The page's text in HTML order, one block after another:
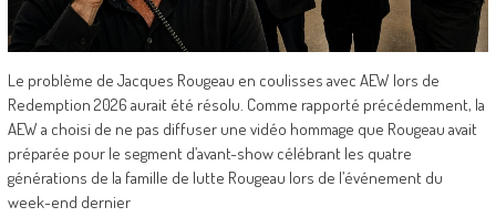
Le problème de Jacques Rougeau en coulisses avec AEW lors de
Redemption 2026 aurait été résolu. Comme rapporté précédemment, la
AEW a choisi de ne pas diffuser une vidéo hommage que Rougeau avait
préparée pour le segment d’avant-show célébrant les quatre
générations de la famille de lutte Rougeau lors de l’événement du
week-end dernier